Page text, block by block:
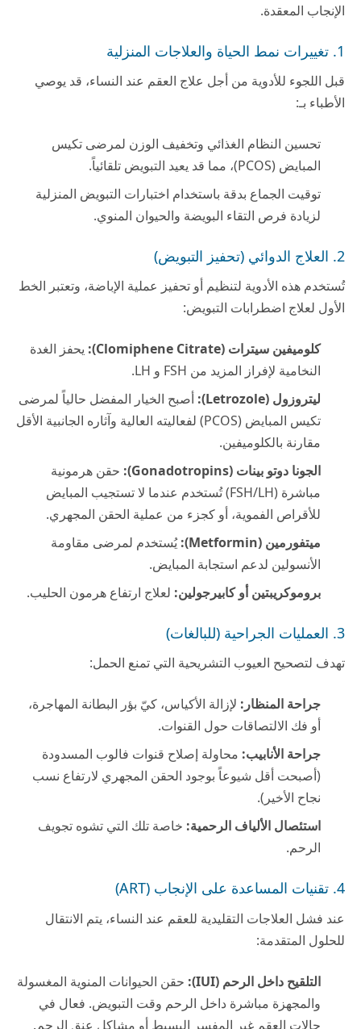
الإنجاب المعقدة.
1. تغييرات نمط الحياة والعلاجات المنزلية
قبل اللجوء للأدوية من أجل علاج العقم عند النساء، قد يوصي
الأطباء بـ:
تحسين النظام الغذائي وتخفيف الوزن لمرضى تكيس
المبايض (PCOS)، مما قد يعيد التبويض تلقائياً.
توقيت الجماع بدقة باستخدام اختبارات التبويض المنزلية
لزيادة فرص التقاء البويضة والحيوان المنوي.
2. العلاج الدوائي (تحفيز التبويض)
تُستخدم هذه الأدوية لتنظيم أو تحفيز عملية الإباضة، وتعتبر الخط
الأول لعلاج اضطرابات التبويض:
كلوميفين سيترات (Clomiphene Citrate):
يحفز الغدة
النخامية لإفراز المزيد من FSH و LH.
ليتروزول (Letrozole):
أصبح الخيار المفضل حالياً لمرضى
تكيس المبايض (PCOS) لفعاليته العالية وآثاره الجانبية الأقل
مقارنة بالكلوميفين.
الجونا دوتو بينات (Gonadotropins):
حقن هرمونية
مباشرة (FSH/LH) تُستخدم عندما لا تستجيب المبايض
للأقراص الفموية، أو كجزء من عملية الحقن المجهري.
ميتفورمين (Metformin):
يُستخدم لمرضى مقاومة
الأنسولين لدعم استجابة المبايض.
بروموكريبتين أو كابيرجولين: لعلاج ارتفاع هرمون الحليب.
3. العمليات الجراحية (للبالغات)
تهدف لتصحيح العيوب التشريحية التي تمنع الحمل:
جراحة المنظار: لإزالة الأكياس، كيّ بؤر البطانة المهاجرة،
أو فك الالتصاقات حول القنوات.
جراحة الأنابيب: محاولة إصلاح قنوات فالوب المسدودة
(أصبحت أقل شيوعاً بوجود الحقن المجهري لارتفاع نسب
نجاح الأخير).
استئصال الألياف الرحمية: خاصة تلك التي تشوه تجويف
الرحم.
4. تقنيات المساعدة على الإنجاب (ART)
عند فشل العلاجات التقليدية للعقم عند النساء، يتم الانتقال
للحلول المتقدمة:
التلقيح داخل الرحم (IUI):
حقن الحيوانات المنوية المغسولة
والمجهزة مباشرة داخل الرحم وقت التبويض. فعال في
حالات العقم غير المفسر البسيط أو مشاكل عنق الرحم.